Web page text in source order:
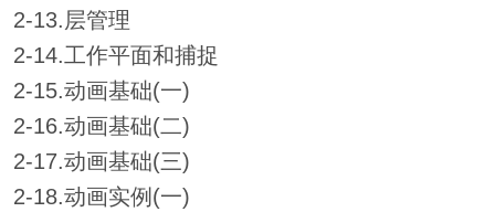
2-13.层管理
2-14.工作平面和捕捉
2-15.动画基础(一)
2-16.动画基础(二)
2-17.动画基础(三)
2-18.动画实例(一)